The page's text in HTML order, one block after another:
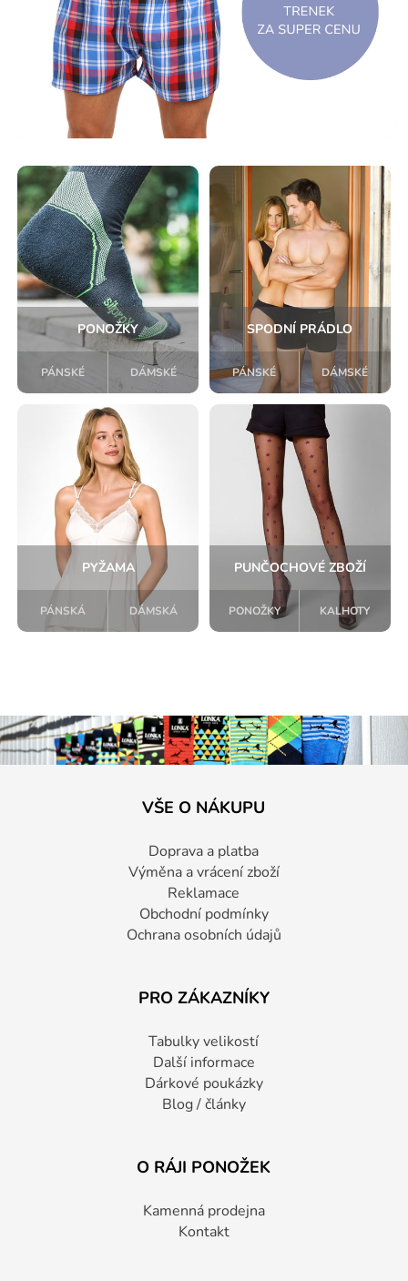
PONOŽKY
PÁNSKÉ DÁMSKÉ
SPODNÍ PRÁDLO
PÁNSKÉ DÁMSKÉ
PYŽAMA
PÁNSKÁ DÁMSKÁ
PUNČOCHOVÉ ZBOŽÍ
PONOŽKY KALHOTY
VŠE O NÁKUPU
Doprava a platba
Výměna a vrácení zboží
Reklamace
Obchodní podmínky
Ochrana osobních údajů
PRO ZÁKAZNÍKY
Tabulky velikostí
Další informace
Dárkové poukázky
Blog / články
O RÁJI PONOŽEK
Kamenná prodejna
Kontakt